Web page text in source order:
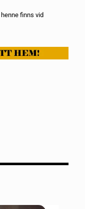
finns vid